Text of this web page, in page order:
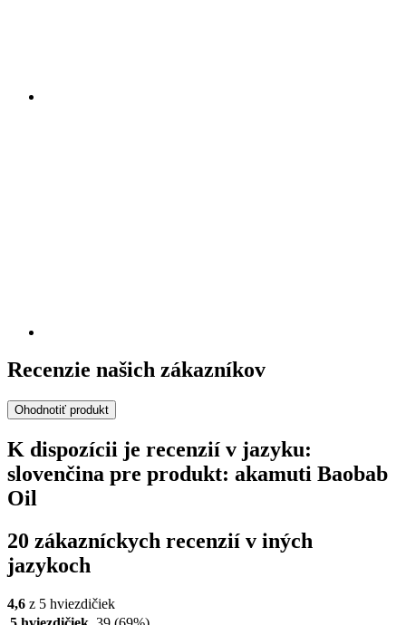
Recenzie našich zákazníkov
Ohodnotiť produkt
K dispozícii je recenzií v jazyku:
slovenčina pre produkt: akamuti Baobab
Oil
20 zákazníckych recenzií v iných
jazykoch
4,6 z 5 hviezdičiek